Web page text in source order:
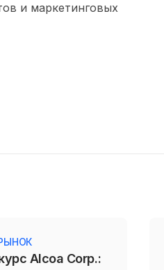
и маркетинговых
Alcoa Corp.: